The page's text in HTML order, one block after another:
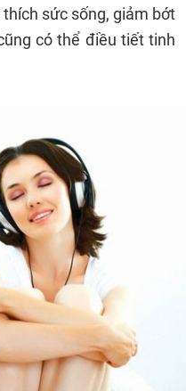
sức sống, giảm bớt
có thể điều tiết tinh